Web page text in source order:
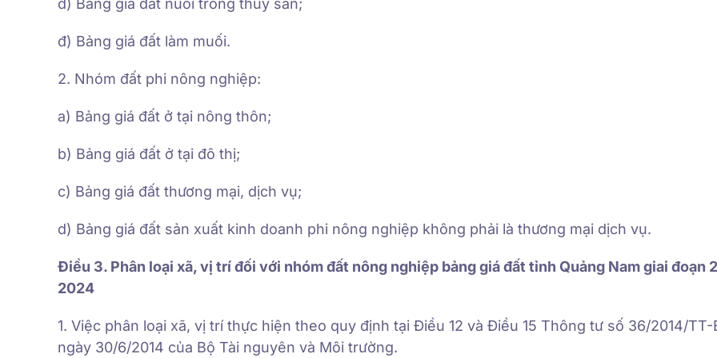
đ) Bảng giá đất làm muối.
2. Nhóm đất phi nông nghiệp:
a) Bảng giá đất ở tại nông thôn;
b) Bảng giá đất ở tại đô thị;
c) Bảng giá đất thương mại, dịch vụ;
d) Bảng giá đất sản xuất kinh doanh phi nông nghiệp không phải là thương mại dịch vụ.
Điều 3. Phân loại xã, vị trí đối với nhóm đất nông nghiệp bảng giá đất tỉnh Quảng Nam giai đoạn
2024
1. Việc phân loại xã, vị trí thực hiện theo quy định tại Điều 12 và Điều 15 Thông tư số 36/2014/TT-
ngày 30/6/2014 của Bộ Tài nguyên và Môi trường.